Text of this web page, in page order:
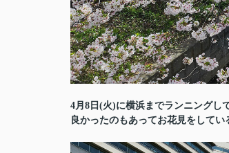
4月8日(火)に横浜までランニングし
良かったのもあってお花見をしてい